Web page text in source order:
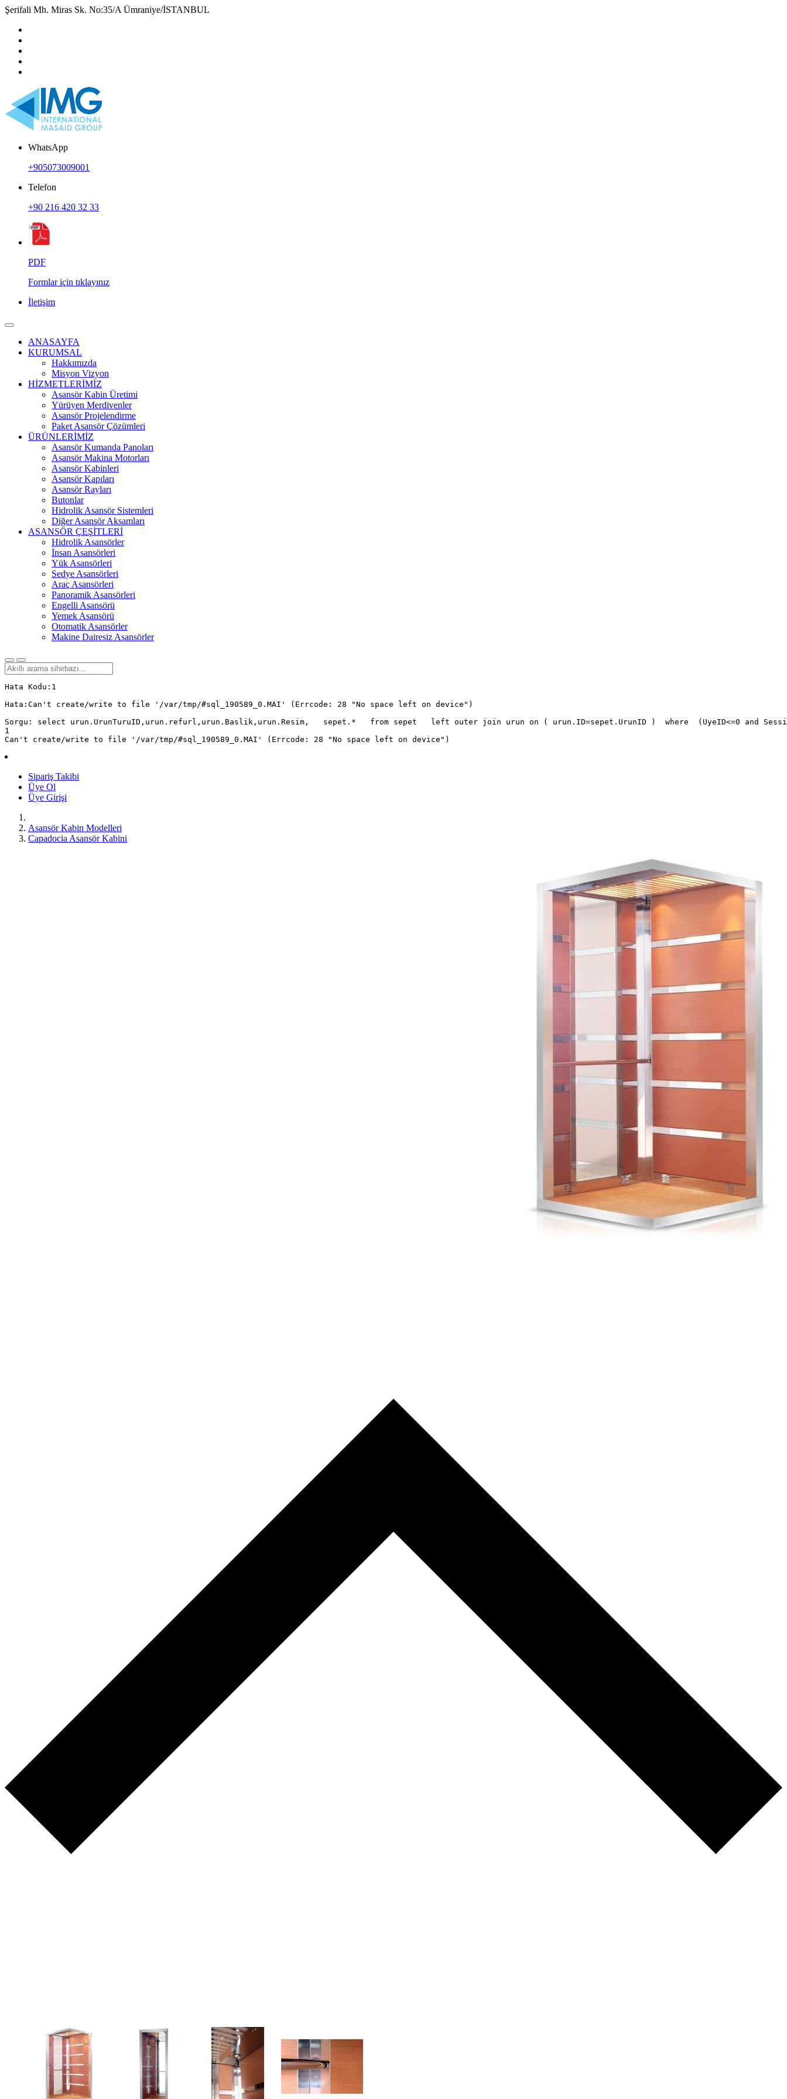
Şerifali Mh. Miras Sk. No:35/A Ümraniye/İSTANBUL
WhatsApp
+905073009001
Telefon
+90 216 420 32 33
PDF
Formlar için tıklayınız
İletişim
ANASAYFA
KURUMSAL
Hakkımızda
Misyon Vizyon
HİZMETLERİMİZ
Asansör Kabin Üretimi
Yürüyen Merdivenler
Asansör Projelendirme
Paket Asansör Çözümleri
ÜRÜNLERİMİZ
Asansör Kumanda Panoları
Asansör Makina Motorları
Asansör Kabinleri
Asansör Kapıları
Asansör Rayları
Butonlar
Hidrolik Asansör Sistemleri
Diğer Asansör Aksamları
ASANSÖR ÇEŞİTLERİ
Hidrolik Asansörler
İnsan Asansörleri
Yük Asansörleri
Sedye Asansörleri
Araç Asansörleri
Panoramik Asansörleri
Engelli Asansörü
Yemek Asansörü
Otomatik Asansörler
Makine Dairesiz Asansörler
Hata Kodu:1
Hata:Can't create/write to file '/var/tmp/#sql_190589_0.MAI' (Errcode: 28 "No space left on device")
Sorgu: select urun.UrunTuruID,urun.refurl,urun.Baslik,urun.Resim,   sepet.*   from sepet   left outer join urun on ( urun.ID=sepet.UrunID )  where  (UyeID<=0 and
1
Can't create/write to file '/var/tmp/#sql_190589_0.MAI' (Errcode: 28 "No space left on device")
Sipariş Takibi
Üye Ol
Üye Girişi
Asansör Kabin Modelleri
Capadocia Asansör Kabini